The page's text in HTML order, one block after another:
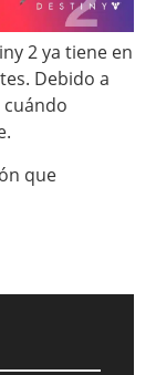
2 ya tiene en
Debido a
que